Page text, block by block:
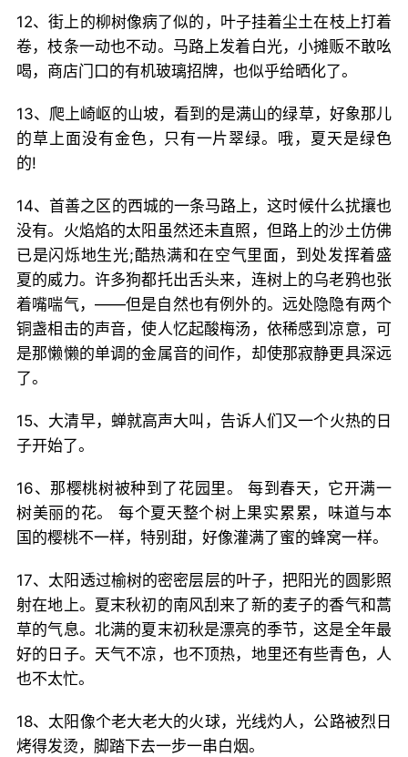
12、街上的柳树像病了似的，叶子挂着尘土在枝上打着
卷，枝条一动也不动。马路上发着白光，小摊贩不敢吆
喝，商店门口的有机玻璃招牌，也似乎给晒化了。
13、爬上崎岖的山坡，看到的是满山的绿草，好象那儿
的草上面没有金色，只有一片翠绿。哦，夏天是绿色
的!
14、首善之区的西城的一条马路上，这时候什么扰攘也
没有。火焰焰的太阳虽然还未直照，但路上的沙土仿佛
已是闪烁地生光;酷热满和在空气里面，到处发挥着盛
夏的威力。许多狗都托出舌头来，连树上的乌老鸦也张
着嘴喘气，——但是自然也有例外的。远处隐隐有两个
铜盏相击的声音，使人忆起酸梅汤，依稀感到凉意，可
是那懒懒的单调的金属音的间作，却使那寂静更具深远
了。
15、大清早，蝉就高声大叫，告诉人们又一个火热的日
子开始了。
16、那樱桃树被种到了花园里。 每到春天，它开满一
树美丽的花。 每个夏天整个树上果实累累，味道与本
国的樱桃不一样，特别甜，好像灌满了蜜的蜂窝一样。
17、太阳透过榆树的密密层层的叶子，把阳光的圆影照
射在地上。夏末秋初的南风刮来了新的麦子的香气和蒿
草的气息。北满的夏末初秋是漂亮的季节，这是全年最
好的日子。天气不凉，也不顶热，地里还有些青色，人
也不太忙。
18、太阳像个老大老大的火球，光线灼人，公路被烈日
烤得发烫，脚踏下去一步一串白烟。